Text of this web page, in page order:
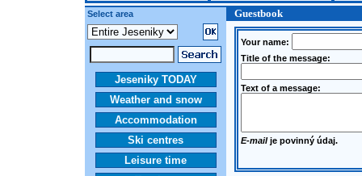
Select area
Guestbook
Jeseniky TODAY
Weather and snow
Accommodation
Ski centres
Leisure time
Your name:
Title of the message:
Text of a message:
E-mailje povinný údaj.